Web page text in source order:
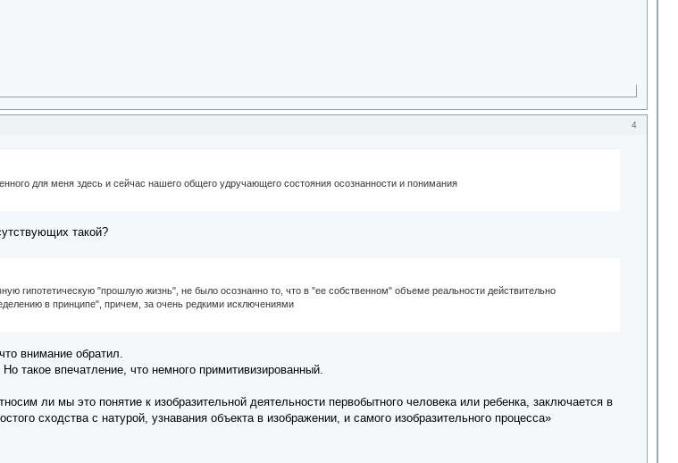
4
для меня здесь и сейчас нашего общего удручающего состояния осознанности и понимания
такой?
гипотетическую "прошлую жизнь", не было осознанно то, что в "ее собственном" объеме реальности действительно
в принципе", причем, за очень редкими исключениями
внимание обратил.
такое впечатление, что немного примитивизированный.
ли мы это понятие к изобразительной деятельности первобытного человека или ребенка, заключается в
сходства с натурой, узнавания объекта в изображении, и самого изобразительного процесса»